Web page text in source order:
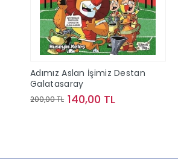
Adımız Aslan İşimiz Destan
Galatasaray
200,00 TL 140,00 TL